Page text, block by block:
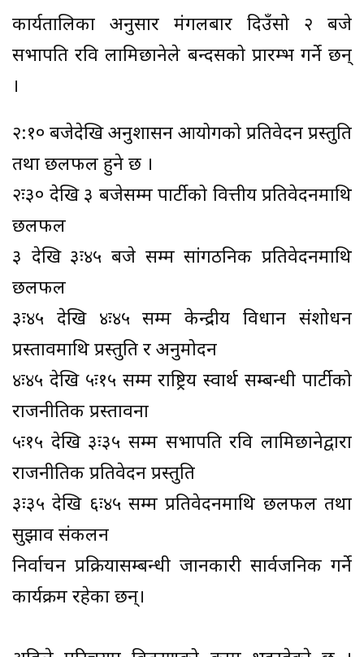
कार्यतालिका अनुसार मंगलबार दिउँसो २ बजे
सभापति रवि लामिछानेले बन्दसत्रको प्रारम्भ गर्ने छन्
।
२:१० बजेदेखि अनुशासन आयोगको प्रतिवेदन प्रस्तुति
तथा छलफल हुने छ ।
२ः३० देखि ३ बजेसम्म पार्टीको वित्तीय प्रतिवेदनमाथि
छलफल
३ देखि ३ः४५ बजे सम्म सांगठनिक प्रतिवेदनमाथि
छलफल
३ः४५ देखि ४ः४५ सम्म केन्द्रीय विधान संशोधन
प्रस्तावमाथि प्रस्तुति र अनुमोदन
४ः४५ देखि ५ः१५ सम्म राष्ट्रिय स्वार्थ सम्बन्धी पार्टीको
राजनीतिक प्रस्तावना
५ः१५ देखि ३ः३५ सम्म सभापति रवि लामिछानेद्वारा
राजनीतिक प्रतिवेदन प्रस्तुति
३ः३५ देखि ६ः४५ सम्म प्रतिवेदनमाथि छलफल तथा
सुझाव संकलन
निर्वाचन प्रक्रियासम्बन्धी जानकारी सार्वजनिक गर्ने
कार्यक्रम रहेका छन्।